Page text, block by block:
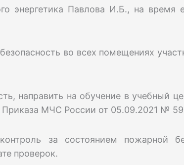
энергетика Павлова И.Б., на время
во всех помещениях
направить на обучение в учебный
Приказа МЧС России от 05.09.2021 №
за состоянием пожарной
проверок.